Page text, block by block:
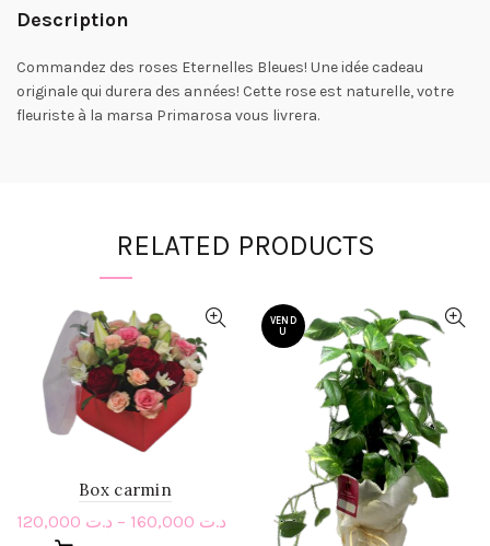
Description
Commandez des roses Eternelles Bleues! Une idée cadeau
originale qui durera des années! Cette rose est naturelle, votre
fleuriste à la marsa Primarosa vous livrera.
RELATED PRODUCTS
Box carmin
د.ت – د.ت
VEND
U